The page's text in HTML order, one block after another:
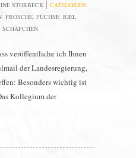
STORBECK
CATEGORIES:
, FRÖSCHE, FÜCHSE, IGEL,
SCHÄFCHEN
veröffentliche ich Ihnen
der Landesregierung,
Besonders wichtig ist
Kollegium der